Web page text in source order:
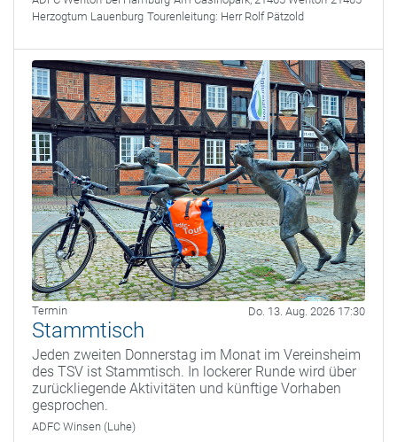
Herzogtum Lauenburg Tourenleitung: Herr Rolf Pätzold
Termin Do. 13. Aug. 2026 17:30
Stammtisch
Jeden zweiten Donnerstag im Monat im Vereinsheim
des TSV ist Stammtisch. In lockerer Runde wird über
zurückliegende Aktivitäten und künftige Vorhaben
gesprochen.
ADFC Winsen (Luhe)